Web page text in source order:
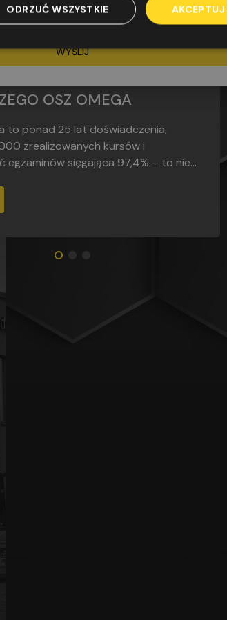
OSZ OMEGA
to ponad 25 lat doświadczenia,
zrealizowanych kursów i
egzaminów sięgająca 97,4% – to nie...
G3
AKCEPTUJ
ODRZUĆ WSZYSTKIE
zapytanie. Żądanie usunięcia danych proszę
WYŚLIJ